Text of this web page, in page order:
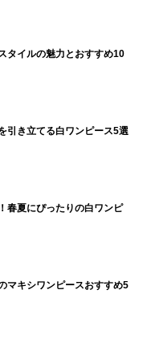
タイルの魅力とおすすめ10
引き立てる白ワンピース5選
春夏にぴったりの白ワンピ
マキシワンピースおすすめ5